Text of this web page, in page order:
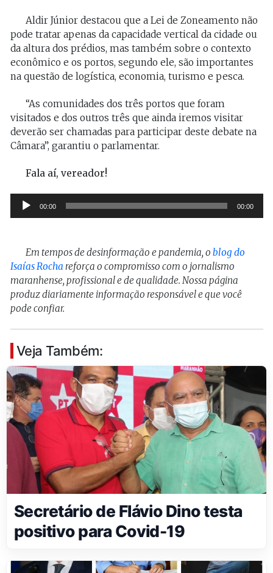
Aldir Júnior destacou que a Lei de Zoneamento não
pode tratar apenas da capacidade vertical da cidade ou
da altura dos prédios, mas também sobre o contexto
econômico e os portos, segundo ele, são importantes
na questão de logística, economia, turismo e pesca.
“As comunidades dos três portos que foram
visitados e dos outros três que ainda iremos visitar
deverão ser chamadas para participar deste debate na
Câmara”, garantiu o parlamentar.
Fala aí, vereador!
Tocador
de
00:00 00:00
Em tempos de desinformação e pandemia, o blog do
Isaías Rocha reforça o compromisso com o jornalismo
maranhense, profissional e de qualidade. Nossa página
produz diariamente informação responsável e que você
pode confiar.
Veja Também:
Secretário de Flávio Dino testa
positivo para Covid-19